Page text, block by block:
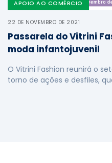
APOIO AO COMÉRCIO
22 DE NOVEMBRO DE 2021
Passarela do Vitrini
moda infantojuvenil
O Vitrini Fashion reunirá o
torno de ações e desfiles,